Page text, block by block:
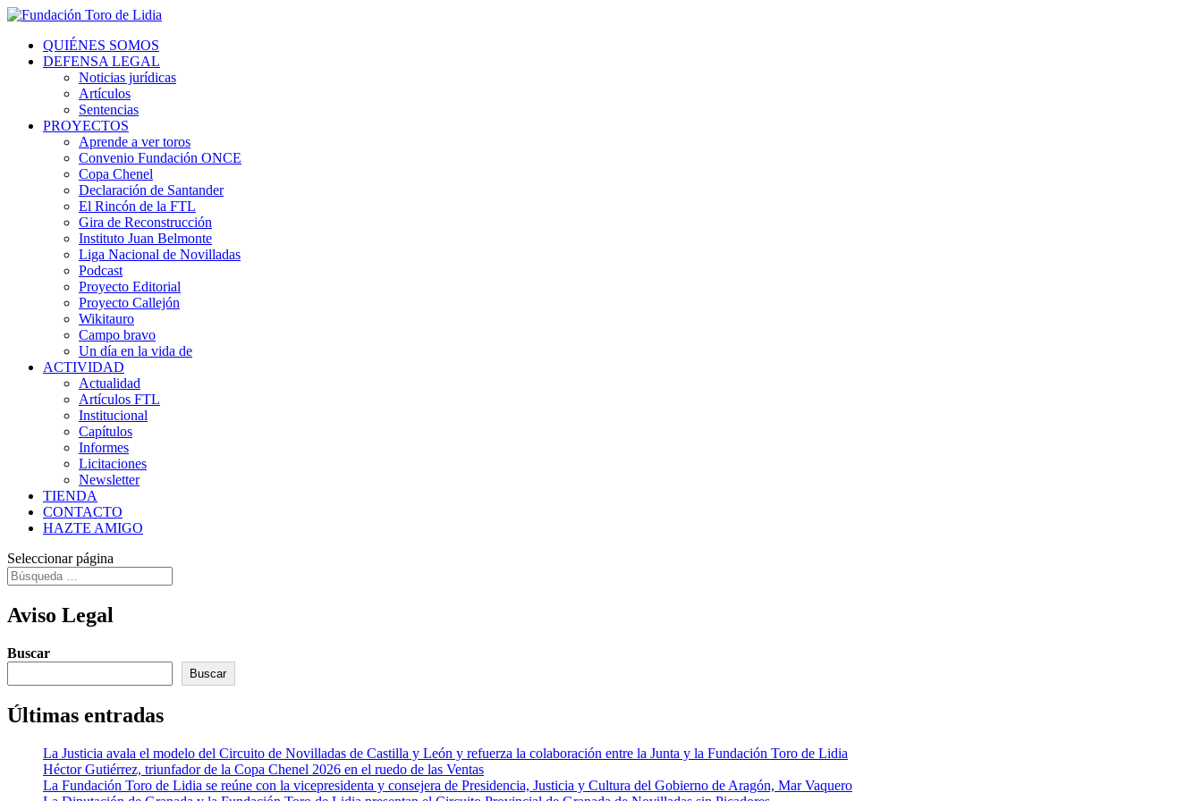
QUIÉNES SOMOS
DEFENSA LEGAL
Noticias jurídicas
Artículos
Sentencias
PROYECTOS
Aprende a ver toros
Convenio Fundación ONCE
Copa Chenel
Declaración de Santander
El Rincón de la FTL
Gira de Reconstrucción
Instituto Juan Belmonte
Liga Nacional de Novilladas
Podcast
Proyecto Editorial
Proyecto Callejón
Wikitauro
Campo bravo
Un día en la vida de
ACTIVIDAD
Actualidad
Artículos FTL
Institucional
Capítulos
Informes
Licitaciones
Newsletter
TIENDA
CONTACTO
HAZTE AMIGO
Seleccionar página
Aviso Legal
Buscar
Buscar
Últimas entradas
La Justicia avala el modelo del Circuito de Novilladas de Castilla y León y refuerza la colaboración entre la Junta y la Fundación Toro de Lidia
Héctor Gutiérrez, triunfador de la Copa Chenel 2026 en el ruedo de las Ventas
La Fundación Toro de Lidia se reúne con la vicepresidenta y consejera de Presidencia, Justicia y Cultura del Gobierno de Aragón, Mar Vaquero